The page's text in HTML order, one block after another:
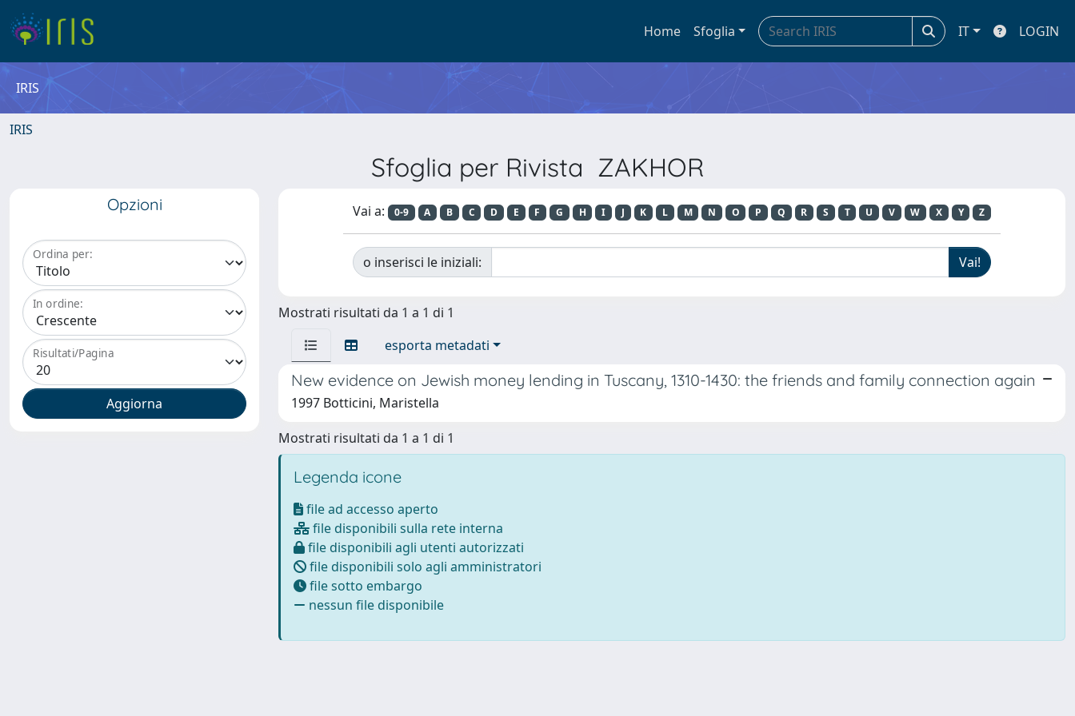
Home Sfoglia IT LOGIN
IRIS
IRIS
Sfoglia per Rivista ZAKHOR
Opzioni
Ordina per:
In ordine:
Risultati/Pagina
Vai a: 0-9 A B C D E F G H I J K L M N O P Q R S T U V W X Y Z
o inserisci le iniziali:
Mostrati risultati da 1 a 1 di 1
esporta metadati
New evidence on Jewish money lending in Tuscany, 1310-1430: the friends and family connection again
1997 Botticini, Maristella
Mostrati risultati da 1 a 1 di 1
Legenda icone
file ad accesso aperto
file disponibili sulla rete interna
file disponibili agli utenti autorizzati
file disponibili solo agli amministratori
file sotto embargo
nessun file disponibile